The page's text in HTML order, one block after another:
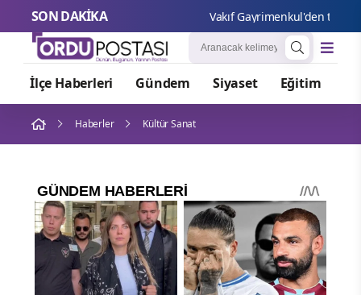
SON DAKİKA Vakıf Gayrimenkul'den taşınmaz
İlçe Haberleri Gündem Siyaset Eğitim
Haberler Kültür Sanat